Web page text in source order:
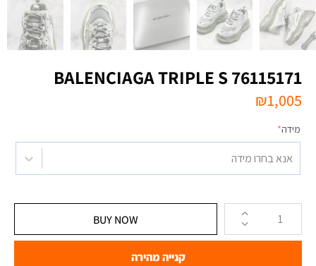
BALENCIAGA TRIPLE S 76115171
₪1,005
מידה*
אנא בחרו מידה
BUY NOW
קנייה מהירה